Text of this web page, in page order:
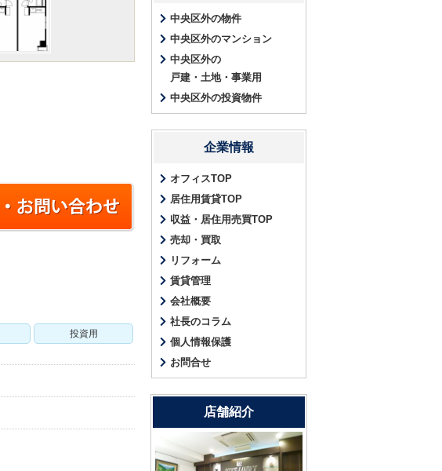
投資用
中央区外の物件
中央区外のマンション
中央区外の
戸建・土地・事業用
中央区外の投資物件
企業情報
オフィスTOP
居住用賃貸TOP
収益・居住用売買TOP
売却・買取
リフォーム
賃貸管理
会社概要
社長のコラム
個人情報保護
お問合せ
店舗紹介